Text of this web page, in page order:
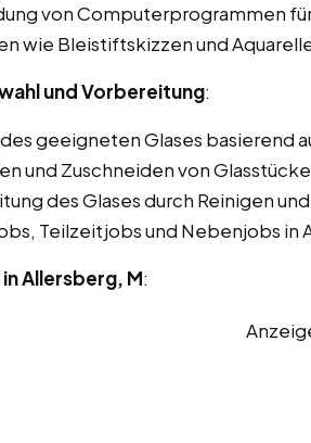
von Computerprogrammen
wie Bleistiftskizzen und
und Vorbereitung:
geeigneten Glases basierend
und Zuschneiden von
des Glases durch Reinigen
Teilzeitjobs und Nebenjobs in
Allersberg, M: